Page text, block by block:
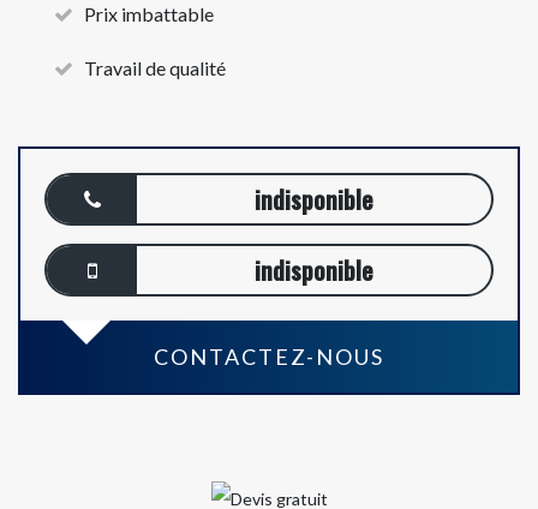
Prix imbattable
Travail de qualité
indisponible
indisponible
CONTACTEZ-NOUS